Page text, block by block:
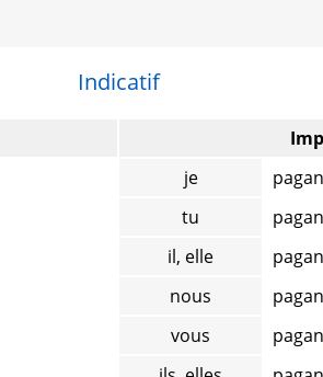
Indicatif
je
tu
il, elle
nous
vous